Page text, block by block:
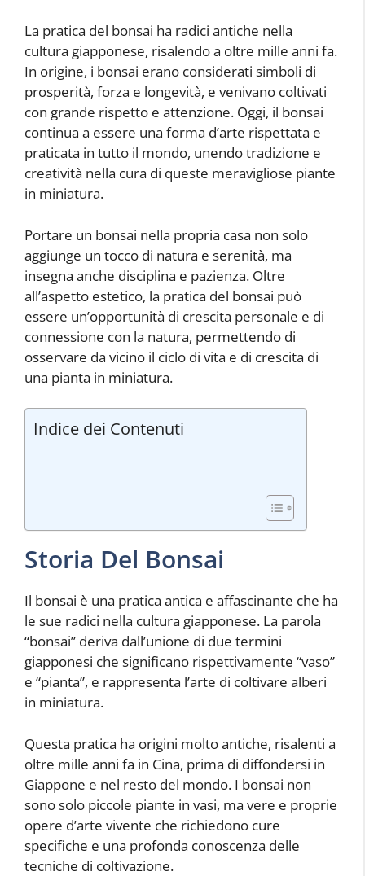
La pratica del bonsai ha radici antiche nella
cultura giapponese, risalendo a oltre mille anni fa.
In origine, i bonsai erano considerati simboli di
prosperità, forza e longevità, e venivano coltivati ​​
con grande rispetto e attenzione. Oggi, il bonsai
continua a essere una forma d’arte rispettata e
praticata in tutto il mondo, unendo tradizione e
creatività nella cura di queste meravigliose piante
in miniatura.
Portare un bonsai nella propria casa non solo
aggiunge un tocco di natura e serenità, ma
insegna anche disciplina e pazienza. Oltre
all’aspetto estetico, la pratica del bonsai può
essere un’opportunità di crescita personale e di
connessione con la natura, permettendo di
osservare da vicino il ciclo di vita e di crescita di
una pianta in miniatura.
Indice dei Contenuti
Storia Del Bonsai
Il bonsai è una pratica antica e affascinante che ha
le sue radici nella cultura giapponese. La parola
“bonsai” deriva dall’unione di due termini
giapponesi che significano rispettivamente “vaso”
e “pianta”, e rappresenta l’arte di coltivare alberi
in miniatura.
Questa pratica ha origini molto antiche, risalenti a
oltre mille anni fa in Cina, prima di diffondersi in
Giappone e nel resto del mondo. I bonsai non
sono solo piccole piante in vasi, ma vere e proprie
opere d’arte vivente che richiedono cure
specifiche e una profonda conoscenza delle
tecniche di coltivazione.